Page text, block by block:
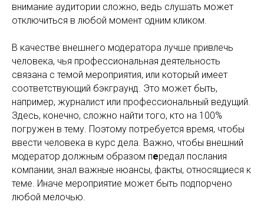
внимание аудитории сложно, ведь слушать может
отключиться в любой момент одним кликом.
В качестве внешнего модератора лучше привлечь
человека, чья профессиональная деятельность
связана с темой мероприятия, или который имеет
соответствующий бэкграунд. Это может быть,
например, журналист или профессиональный ведущий.
Здесь, конечно, сложно найти того, кто на 100%
погружен в тему. Поэтому потребуется время, чтобы
ввести человека в курс дела. Важно, чтобы внешний
модератор должным образом передал послания
компании, знал важные нюансы, факты, относящиеся к
теме. Иначе мероприятие может быть подпорчено
любой мелочью.